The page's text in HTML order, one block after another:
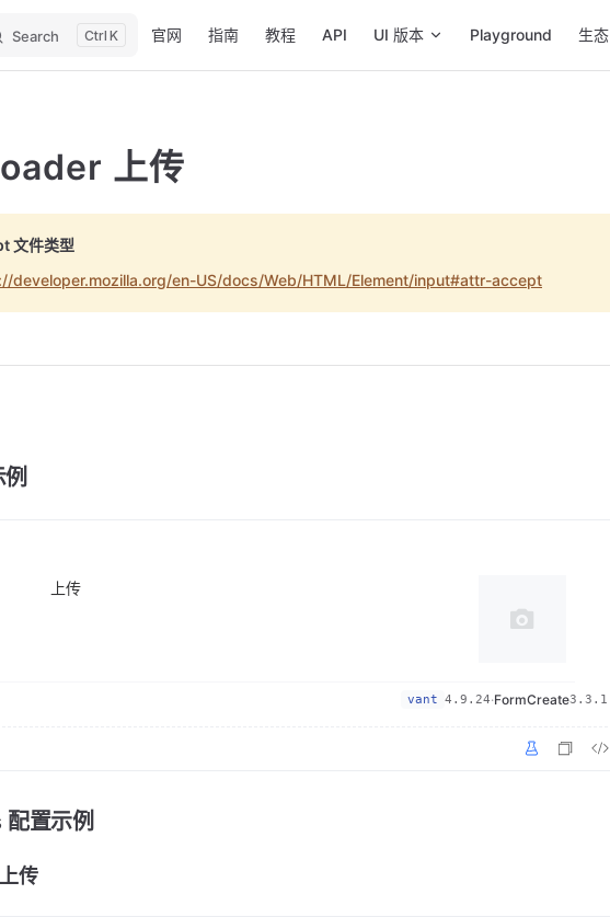
Search K
官网
指南 教程 API UI 版本 Playground 生态
上传
文件类型
developer.mozilla.org/en-US/docs/Web/HTML/Element/input#attr-accept
vant 4.9.24·FormCreate3.3.1
上传
置示例
传